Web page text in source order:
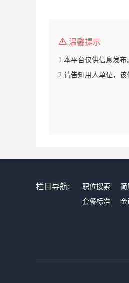
温馨提示
1.本平台仅供信息发布
2.请告知用人单位，该
栏目导航: 职位搜索 简
套餐标准
金